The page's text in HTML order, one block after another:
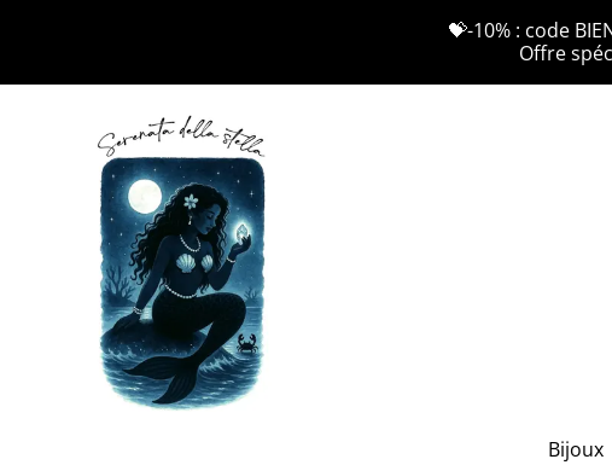
💝-10% : code
Offre
Bijoux